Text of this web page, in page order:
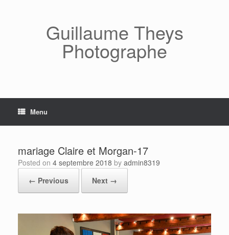
Guillaume Theys
Photographe
Menu
mariage Claire et Morgan-17
Posted on 4 septembre 2018 by admin8319
← Previous
Next →